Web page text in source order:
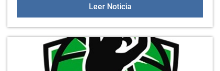
Leer NoticiaHorario de Sologana en